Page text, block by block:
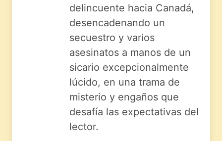
delincuente hacia Canadá,
desencadenando un
secuestro y varios
asesinatos a manos de un
sicario excepcionalmente
lúcido, en una trama de
misterio y engaños que
desafía las expectativas del
lector.